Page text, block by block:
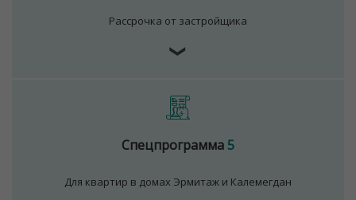
Рассрочка от застройщика
❯
Спецпрограмма5
Для квартир в домах Эрмитаж и Калемегдан